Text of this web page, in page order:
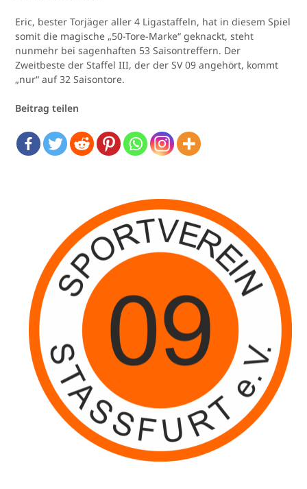
Eric, bester Torjäger aller 4 Ligastaffeln, hat in diesem Spiel
somit die magische „50-Tore-Marke“ geknackt, steht
nunmehr bei sagenhaften 53 Saisontreffern. Der
Zweitbeste der Staffel III, der der SV 09 angehört, kommt
„nur“ auf 32 Saisontore.
Beitrag teilen